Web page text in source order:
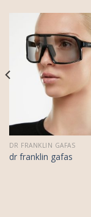
DR FRANKLIN GAFAS
dr franklin gafas